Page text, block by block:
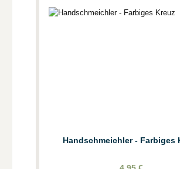
Handschmeichler - Farbiges